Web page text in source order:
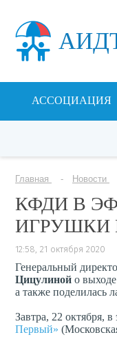
АССОЦИАЦИЯ
Главная Новости
КФДИ В
ИГРУШКИ
12:58, 21 октября 2020
Генеральный
Цицулиной о
а также поделилась
Завтра, 22 октября,
Первый»